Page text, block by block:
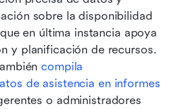
sobre la disponibilidad
en última instancia apoya
y planificación de recursos.
compila
de asistencia en informes
o administradores